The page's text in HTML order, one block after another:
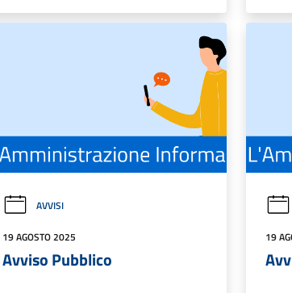
AVVISI
19 AGOSTO 2025
Avviso Pubblico
19